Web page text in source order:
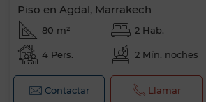
Piso en Agdal, Marrakech
80 m² 2 Hab.
4 Pers. 2 Mín. noches
Contactar Llamar